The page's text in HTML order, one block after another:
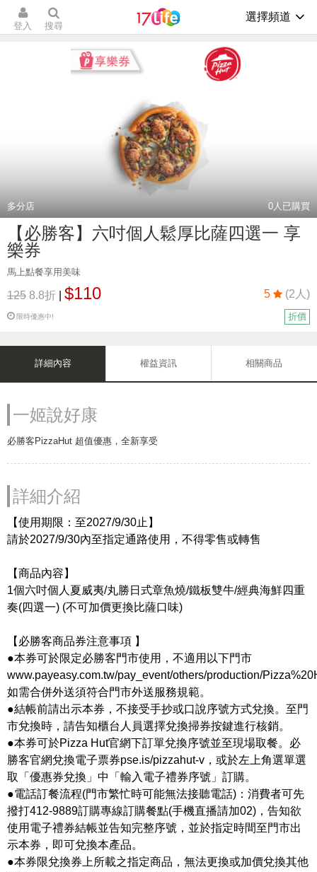
登入 搜尋
選擇頻道
多分店 0人已購買
【必勝客】六吋個人鬆厚比薩四選一 享
樂券
馬上點餐享用美味
125 8.8折 $110 5 (2人)
限時優惠中! 折價
詳細內容 權益資訊 相關商品
一姬說好康
必勝客PizzaHut 超值優惠，全新享受
詳細介紹
【使用期限：至2027/9/30止】
請於2027/9/30內至指定通路使用，不得零售或轉售
【商品內容】
1個六吋個人夏威夷/丸勝日式章魚燒/鐵板雙牛/經典海鮮四重
奏(四選一) (不可加價更換比薩口味)
【必勝客商品券注意事項 】
●本券可於限定必勝客門市使用，不適用以下門市
www.payeasy.com.tw/pay_event/others/production/
如需合併外送須符合門市外送服務規範。
●結帳前請出示本券，不接受手抄或口說序號方式兌換。至門
市兌換時，請告知櫃台人員選擇兌換掃券按鍵進行核銷。
●本券可於Pizza Hut官網下訂單兌換序號並至現場取餐。必
勝客官網兌換電子票券pse.is/pizzahut-v，或於左上角選單選
取「優惠券兌換」中「輸入電子禮券序號」訂購。
●電話訂餐流程(門市繁忙時可能無法接聽電話)：消費者可先
撥打412-9889訂購專線訂購餐點(手機直播請加02)，告知欲
使用電子禮券結帳並告知完整序號，並於指定時間至門市出
示本券，即可兌換本產品。
●本券限兌換券上所載之指定商品，無法更換或加價兌換其他